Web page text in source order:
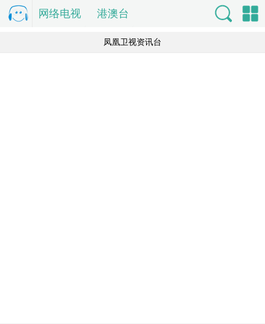
电
网络电视 港澳台
凤凰卫视资讯台